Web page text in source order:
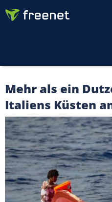
Mehr als ein
Italiens Küsten